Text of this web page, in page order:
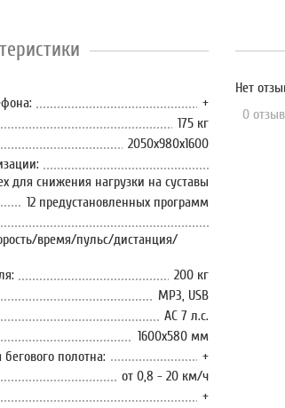
+
175 кг
2050x980x1600
для снижения нагрузки на суставы
12 предустановленных программ
время/пульс/дистанция/
200 кг
МР3, USB
АС 7 л.с.
1600х580 мм
полотна:
+
от 0,8 - 20 км/ч
+
Нет
0